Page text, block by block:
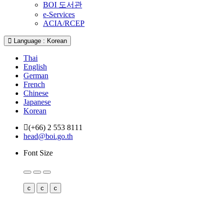
BOI 도서관
e-Services
ACIA/RCEP
Language : Korean
Thai
English
German
French
Chinese
Japanese
Korean
(+66) 2 553 8111
head@boi.go.th
Font Size
c c c